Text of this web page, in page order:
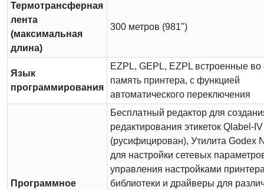
Термотрансферная
лента
(максимальная
длина)
300 метров (981")
Язык
программирования
EZPL, GEPL, EZPL встроенные
память принтера, с функцией
автоматического переключения
Программное
Бесплатный редактор для
редактирования этикеток Qlabel-IV
(русифицирован), Утилита Godex
для настройки сетевых
управления настройками
библиотеки и драйверы для